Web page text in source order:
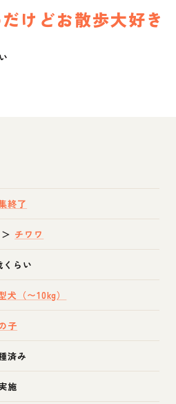
けどお散歩大好き
終了
＞ チワワ
くらい
犬（〜10kg）
子
済み
施